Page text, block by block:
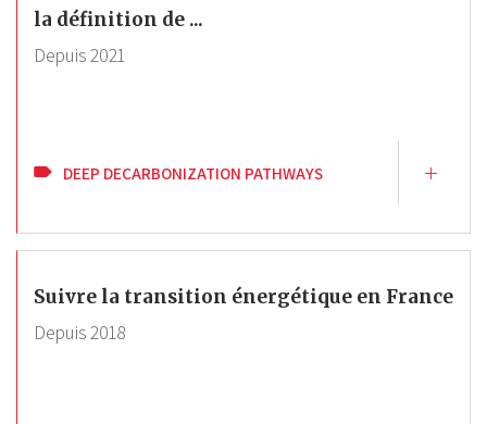
la définition de ...
Depuis2021
DEEP DECARBONIZATION PATHWAYS
Suivre la transition énergétique en France
Depuis2018